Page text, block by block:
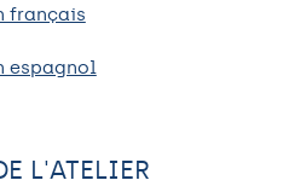
français
espagnol
L'ATELIER